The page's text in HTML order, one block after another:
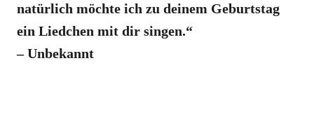
natürlich möchte ich zu deinem Geburtstag
ein Liedchen mit dir singen.“
– Unbekannt